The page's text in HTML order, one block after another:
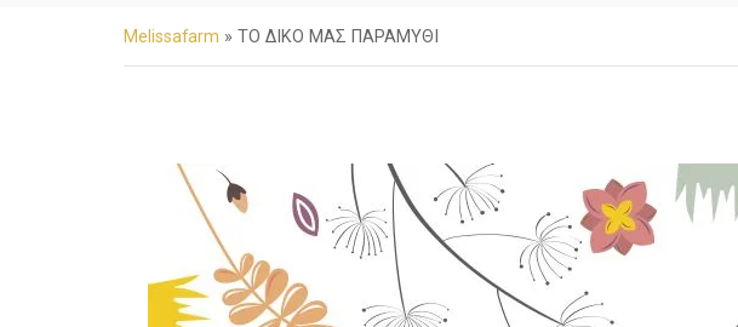
Melissafarm » ΤΟ ΔΙΚΟ ΜΑΣ ΠΑΡΑΜΥΘΙ